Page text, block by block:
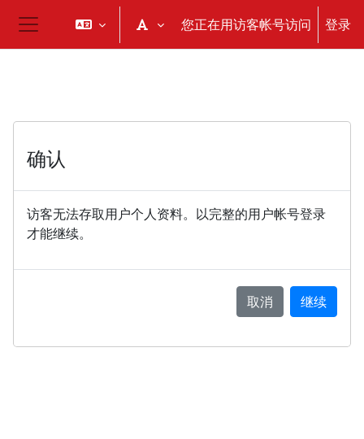
停靠面板
您正在用访客帐号访问 登录
确认
访客无法存取用户个人资料。以完整的用户帐号登录
才能继续。
取消 继续